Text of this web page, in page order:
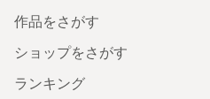
作品をさがす
ショップをさがす
ランキング